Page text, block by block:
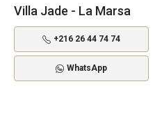
Villa Jade - La Marsa
+216 26 44 74 74
WhatsApp